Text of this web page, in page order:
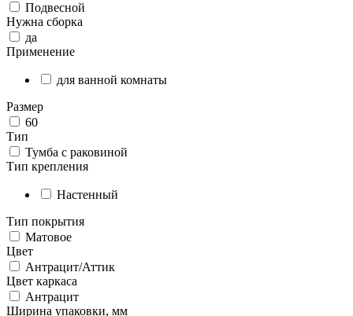
Подвесной
Нужна сборка
да
Применение
для ванной комнаты
Размер
60
Тип
Тумба с раковиной
Тип крепления
Настенный
Тип покрытия
Матовое
Цвет
Антрацит/Аттик
Цвет каркаса
Антрацит
Ширина упаковки, мм